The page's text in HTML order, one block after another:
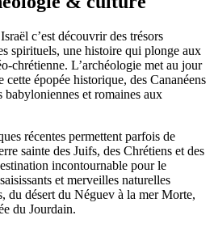
c’est découvrir des trésors
spirituels, une histoire qui plonge aux
chrétienne. L’archéologie met au jour
cette épopée historique, des Cananéens
babyloniennes et romaines aux
récentes permettent parfois de
sainte des Juifs, des Chrétiens et des
incontournable pour le
et merveilles naturelles
du désert du Néguev à la mer Morte,
du Jourdain.